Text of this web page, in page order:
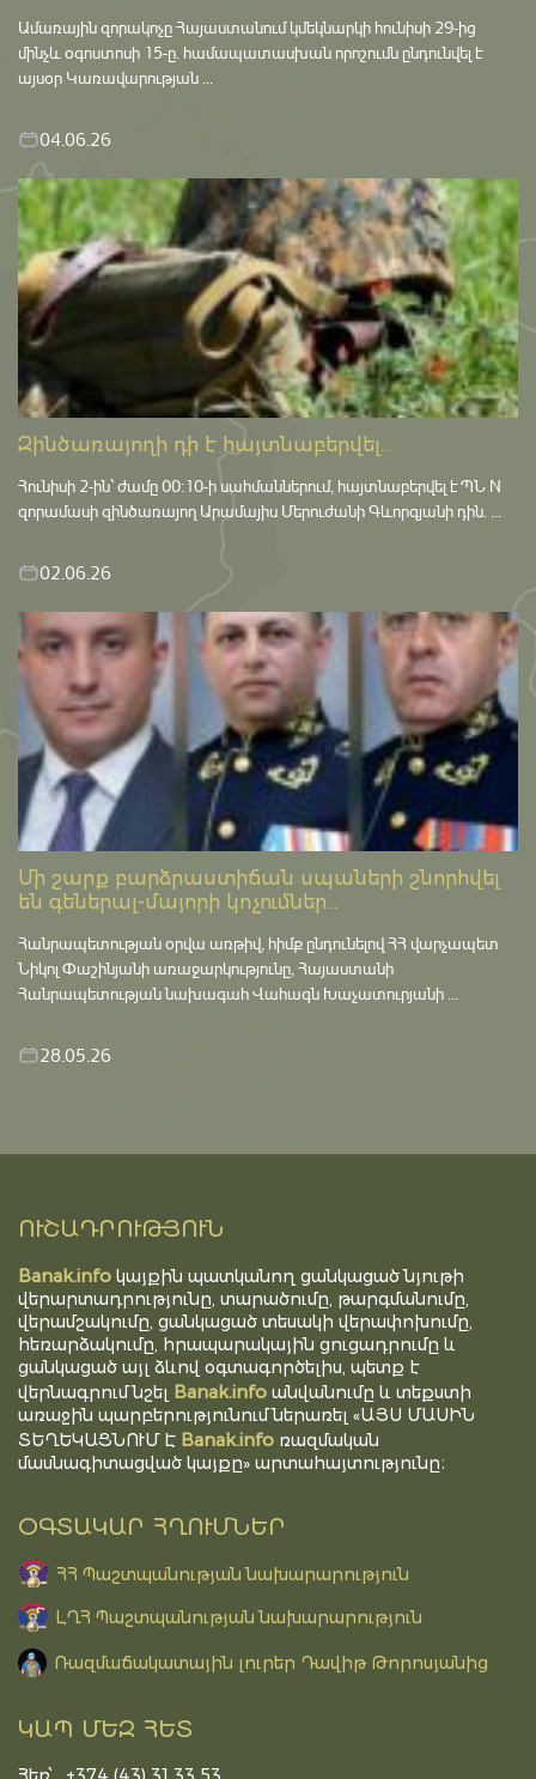
Ամառային զորակոչը Հայաստանում կմեկնարկի հունիսի 29-ից
մինչև օգոստոսի 15-ը․ համապատասխան որոշումն ընդունվել է
այսօր Կառավարության ...
04.06.26
Զինծառայողի դի է հայտնաբերվել...
Հունիսի 2-ին՝ ժամը 00:10-ի սահմաններում, հայտնաբերվել է ՊՆ N
զորամասի զինծառայող Արամայիս Մերուժանի Գևորգյանի դին. ...
02.06.26
Մի շարք բարձրաստիճան սպաների շնորհվել
են գեներալ-մայորի կոչումներ...
Հանրապետության օրվա առթիվ, հիմք ընդունելով ՀՀ վարչապետ
Նիկոլ Փաշինյանի առաջարկությունը, Հայաստանի
Հանրապետության նախագահ Վահագն Խաչատուրյանի ...
28.05.26
ՈՒՇԱԴՐՈՒԹՅՈՒՆ
Banak.info կայքին պատկանող ցանկացած նյութի
վերարտադրությունը, տարածումը, թարգմանումը,
վերամշակումը, ցանկացած տեսակի վերափոխումը,
հեռարձակումը, հրապարակային ցուցադրումը և
ցանկացած այլ ձևով օգտագործելիս, պետք է
վերնագրում նշել Banak.info անվանումը և տեքստի
առաջին պարբերությունում ներառել «ԱՅՍ ՄԱՍԻՆ
ՏԵՂԵԿԱՑՆՈՒՄ Է Banak.info ռազմական
մասնագիտացված կայքը» արտահայտությունը։
ՕԳՏԱԿԱՐ ՀՂՈՒՄՆԵՐ
ՀՀ Պաշտպանության նախարարություն
ԼՂՀ Պաշտպանության նախարարություն
Ռազմաճակատային լուրեր Դավիթ Թորոսյանից
ԿԱՊ ՄԵԶ ՀԵՏ